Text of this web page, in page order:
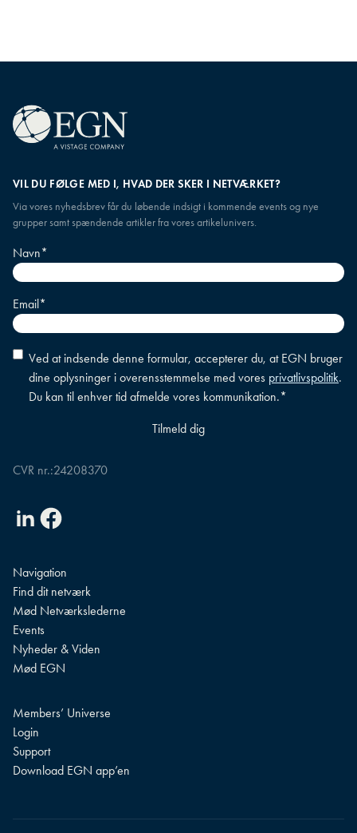
VIL DU FØLGE MED I, HVAD DER SKER I NETVÆRKET?
Via vores nyhedsbrev får du løbende indsigt i kommende events og nye
grupper samt spændende artikler fra vores artikelunivers.
Navn*
Email *
Accepter
betingelser*
Ved at indsende denne formular, accepterer du, at EGN bruger
dine oplysninger i overensstemmelse med vores privatlivspolitik.
Du kan til enhver tid afmelde vores kommunikation.*
CVR nr.:24208370
LinkedinFacebook
Navigation
Find dit netværk
Mød Netværkslederne
Events
Nyheder & Viden
Mød EGN
Members’ Universe
Login
Support
Download EGN app’en